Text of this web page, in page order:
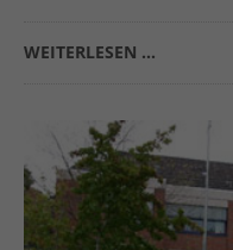
WEITERLESEN …